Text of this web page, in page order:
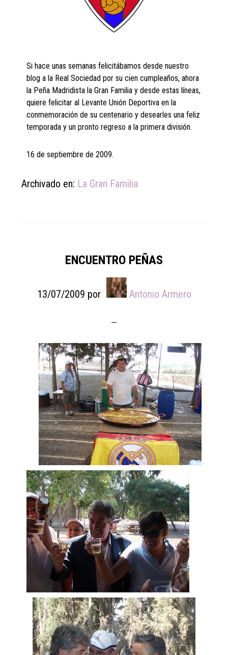
Si hace unas semanas felicitábamos desde nuestro
blog a la Real Sociedad por su cien cumpleaños, ahora
la Peña Madridista la Gran Familia y desde estas líneas,
quiere felicitar al Levante Unión Deportiva en la
conmemoración de su centenario y desearles una feliz
temporada y un pronto regreso a la primera división.
16 de septiembre de 2009.
Archivado en: La Gran Familia
ENCUENTRO PEÑAS
13/07/2009 por Antonio Armero